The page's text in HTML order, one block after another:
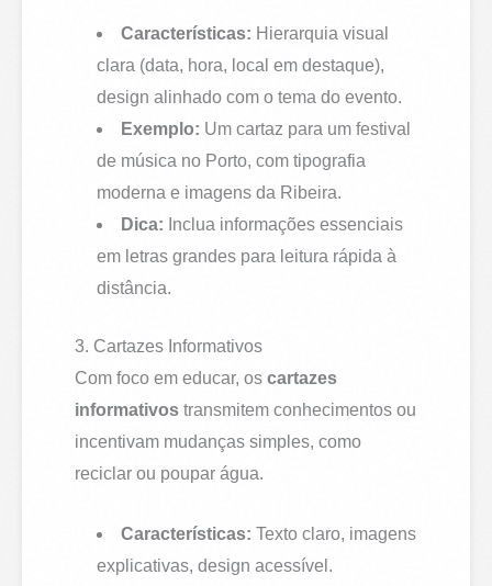
Características: Hierarquia visual
clara (data, hora, local em destaque),
design alinhado com o tema do evento.
Exemplo: Um cartaz para um festival
de música no Porto, com tipografia
moderna e imagens da Ribeira.
Dica: Inclua informações essenciais
em letras grandes para leitura rápida à
distância.
3. Cartazes Informativos
Com foco em educar, oscartazes
informativos transmitem conhecimentos ou
incentivam mudanças simples, como
reciclar ou poupar água.
Características: Texto claro, imagens
explicativas, design acessível.